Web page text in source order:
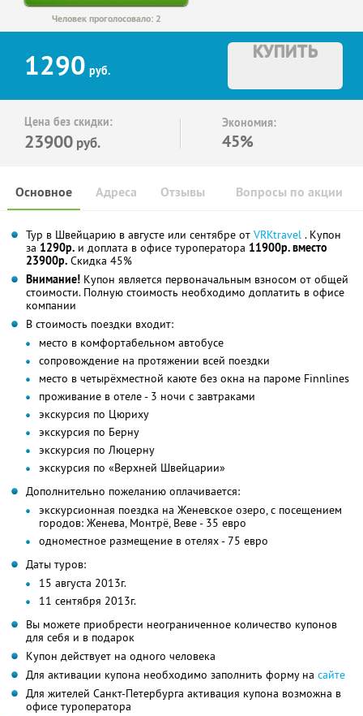
Человек проголосовало: 2
1290 руб.
КУПИТЬ
Цена без скидки:
23900 руб.
Экономия:
45%
Основное Отзывы Вопросы по акции
Адреса
Тур в Швейцарию в августе или сентябре от VRKtravel . Купон
за 1290р. и доплата в офисе туроператора 11900р. вместо
23900р. Скидка 45%
Внимание! Купон является первоначальным взносом от общей
стоимости. Полную стоимость необходимо доплатить в офисе
компании
В стоимость поездки входит:
место в комфортабельном автобусе
сопровождение на протяжении всей поездки
место в четырёхместной каюте без окна на пароме Finnlines
проживание в отеле - 3 ночи с завтраками
экскурсия по Цюриху
экскурсия по Берну
экскурсия по Люцерну
экскурсия по «Верхней Швейцарии»
Дополнительно пожеланию оплачивается:
экскурсионная поездка на Женевское озеро, с посещением
городов: Женева, Монтрё, Веве - 35 евро
одноместное размещение в отелях - 75 евро
Даты туров:
15 августа 2013г.
11 сентября 2013г.
Вы можете приобрести неограниченное количество купонов
для себя и в подарок
Купон действует на одного человека
Для активации купона необходимо заполнить форму на сайте
Для жителей Санкт-Петербурга активация купона возможна в
офисе туроператора